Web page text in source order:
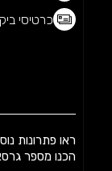
כרטיסי
ראו פתרונות
הכנו מספר